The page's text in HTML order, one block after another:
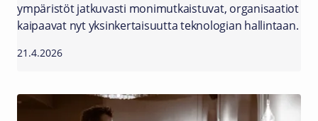
ympäristöt jatkuvasti monimutkaistuvat, organisaatiot
kaipaavat nyt yksinkertaisuutta teknologian hallintaan.
21.4.2026